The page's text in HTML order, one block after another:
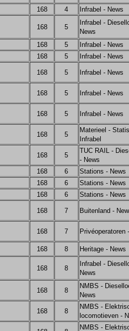
168 4 Infrabel - News
168 5
Infrabel -
News
168 5
Infrabel - News
168 5 Infrabel - News
168 5 Infrabel - News
168 5 Infrabel - News
168 5 Infrabel - News
168 5
Materieel -
Infrabel
168 5
TUC RAIL -
- News
168 6
Stations - News
168 6
Stations - News
168 6 Stations - News
168 7 Buitenland -
168 7 Privéoperatoren
168 8 Heritage - News
168 8
Infrabel -
News
168 8
NMBS -
News
168 8
NMBS -
locomotieven -
NMBS -